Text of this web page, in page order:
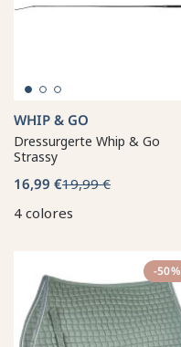
WHIP & GO
Dressurgerte Whip & Go
Strassy
16,99 €19,99 €
4 colores
-50%